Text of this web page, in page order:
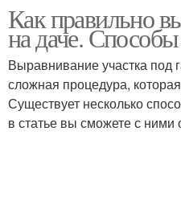
Как правильно
на даче.
Выравнивание участка под
сложная процедура,
Существует несколько
в статье вы сможете с ними